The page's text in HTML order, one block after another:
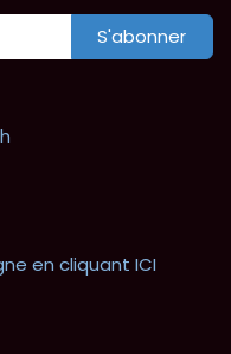
S'abonner
en cliquant ICI